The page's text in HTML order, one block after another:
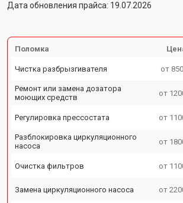
Дата обновления прайса: 19.07.2026
Поломка
Чистка разбрызгивателя от
Ремонт или замена дозатора
моющих средств
от
Регулировка прессостата от
Разблокировка циркуляционного
насоса
от
Очистка фильтров от
Замена циркуляционного насоса от